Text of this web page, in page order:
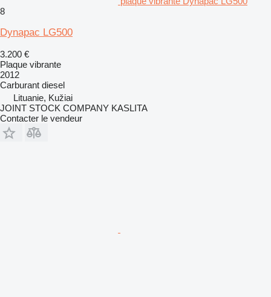
8
Dynapac LG500
3.200 €
Plaque vibrante
2012
Carburant diesel
Lituanie, Kužiai
JOINT STOCK COMPANY KASLITA
Contacter le vendeur